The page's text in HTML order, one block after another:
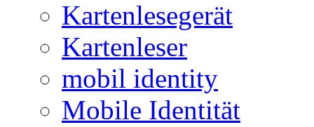
Kartenlesegerät
Kartenleser
mobil identity
Mobile Identität